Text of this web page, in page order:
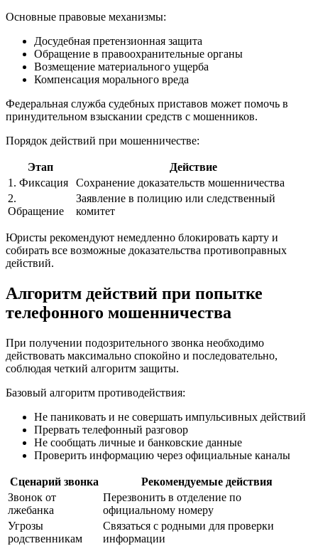
Основные правовые механизмы:
Досудебная претензионная защита
Обращение в правоохранительные органы
Возмещение материального ущерба
Компенсация морального вреда
Федеральная служба судебных приставов может помочь в
принудительном взыскании средств с мошенников.
Порядок действий при мошенничестве:
Этап
Действие
1. Фиксация
Сохранение доказательств мошенничества
2.
Обращение
Заявление в полицию или следственный
комитет
Юристы рекомендуют немедленно блокировать карту и
собирать все возможные доказательства противоправных
действий.
Алгоритм действий при попытке
телефонного мошенничества
При получении подозрительного звонка необходимо
действовать максимально спокойно и последовательно,
соблюдая четкий алгоритм защиты.
Базовый алгоритм противодействия:
Не паниковать и не совершать импульсивных действий
Прервать телефонный разговор
Не сообщать личные и банковские данные
Проверить информацию через официальные каналы
Сценарий звонка
Рекомендуемые действия
Звонок от
лжебанка
Перезвонить в отделение по
официальному номеру
Угрозы
родственникам
Связаться с родными для проверки
информации